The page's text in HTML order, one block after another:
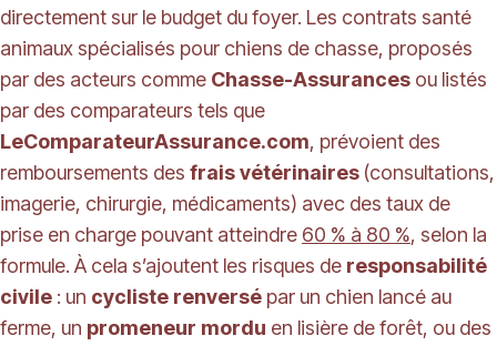
directement sur le budget du foyer. Les contrats santé
animaux spécialisés pour chiens de chasse, proposés
par des acteurs comme Chasse-Assurances ou listés
par des comparateurs tels que
LeComparateurAssurance.com, prévoient des
remboursements des frais vétérinaires (consultations,
imagerie, chirurgie, médicaments) avec des taux de
prise en charge pouvant atteindre 60 % à 80 %, selon la
formule. À cela s’ajoutent les risques de responsabilité
civile : un cycliste renversé par un chien lancé au
ferme, un promeneur mordu en lisière de forêt, ou des